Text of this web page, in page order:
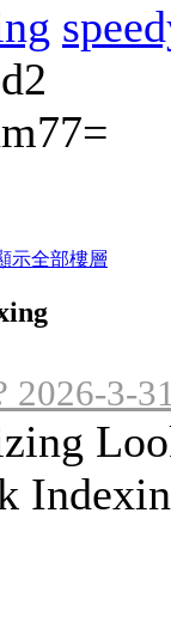
示全部樓層
2026-3-